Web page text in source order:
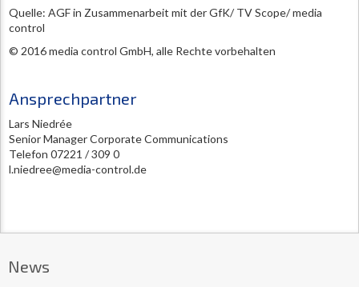
Quelle: AGF in Zusammenarbeit mit der GfK/ TV Scope/ media
control
© 2016 media control GmbH, alle Rechte vorbehalten
Ansprechpartner
Lars Niedrée
Senior Manager Corporate Communications
Telefon 07221 / 309 0
l.niedree@media-control.de
News